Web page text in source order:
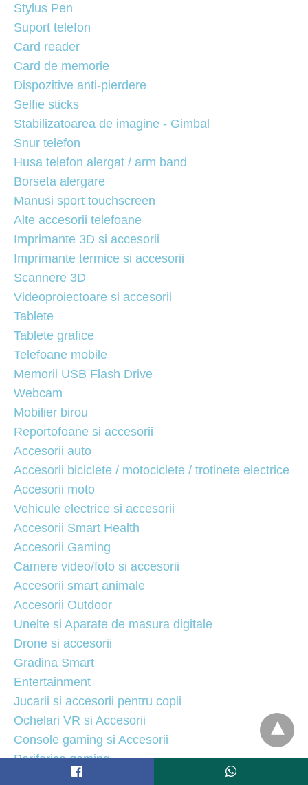
Stylus Pen
Suport telefon
Card reader
Card de memorie
Dispozitive anti-pierdere
Selfie sticks
Stabilizatoarea de imagine - Gimbal
Snur telefon
Husa telefon alergat / arm band
Borseta alergare
Manusi sport touchscreen
Alte accesorii telefoane
Imprimante 3D si accesorii
Imprimante termice si accesorii
Scannere 3D
Videoproiectoare si accesorii
Tablete
Tablete grafice
Telefoane mobile
Memorii USB Flash Drive
Webcam
Mobilier birou
Reportofoane si accesorii
Accesorii auto
Accesorii biciclete / motociclete / trotinete electrice
Accesorii moto
Vehicule electrice si accesorii
Accesorii Smart Health
Accesorii Gaming
Camere video/foto si accesorii
Accesorii smart animale
Accesorii Outdoor
Unelte si Aparate de masura digitale
Drone si accesorii
Gradina Smart
Entertainment
Jucarii si accesorii pentru copii
Ochelari VR si Accesorii
Console gaming si Accesorii
Periferice gaming
Monitoare si Accesorii